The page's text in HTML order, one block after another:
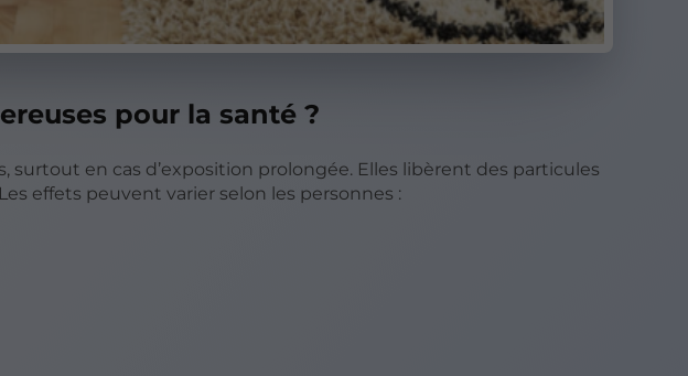
pour la santé ?
surtout en cas d’exposition prolongée. Elles libèrent des particules
effets peuvent varier selon les personnes :